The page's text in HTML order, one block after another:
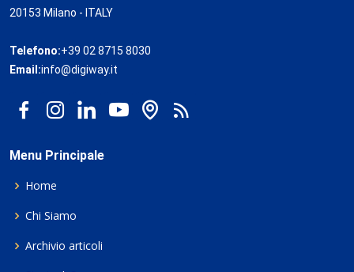
20153 Milano - ITALY
Telefono:+39 02 8715 8030
Email:info@digiway.it
Menu Principale
Home
Chi Siamo
Archivio articoli